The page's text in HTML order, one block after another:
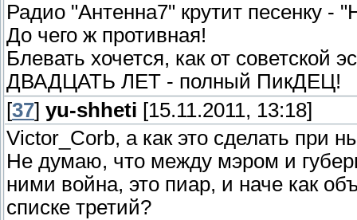
Радио "Антенна7" крутит песенку -
До чего ж противная!
Блевать хочется, как от советской
ДВАДЦАТЬ ЛЕТ - полный ПикДЕЦ!
[37] yu-shheti [15.11.2011, 13:18]
Victor_Corb, а как это сделать при
Не думаю, что между мэром и
ними война, это пиар, и наче как
списке третий?